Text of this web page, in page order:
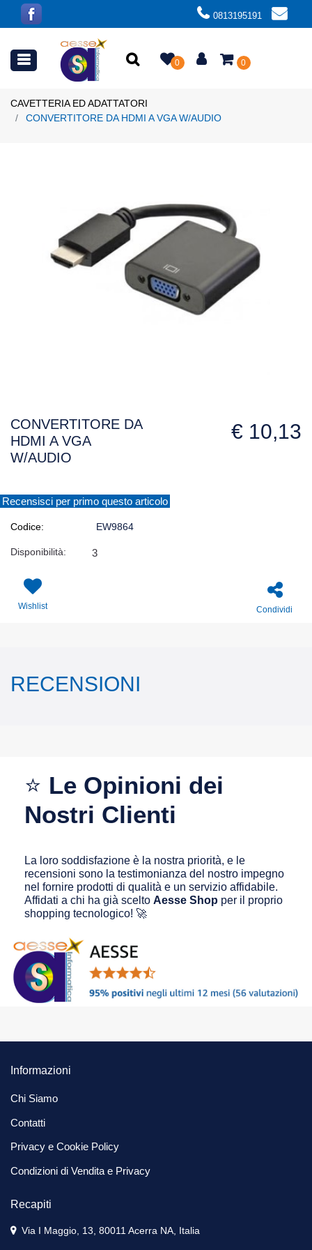
0813195191
Open menu 0 0
CAVETTERIA ED ADATTATORI
CONVERTITORE DA HDMI A VGA W/AUDIO
CONVERTITORE DA
HDMI A VGA
W/AUDIO
€ 10,13
Recensisci per primo questo articolo
Codice: EW9864
Disponibilità: 3
Wishlist Condividi
RECENSIONI
⭐ Le Opinioni dei
Nostri Clienti
La loro soddisfazione è la nostra priorità, e le
recensioni sono la testimonianza del nostro impegno
nel fornire prodotti di qualità e un servizio affidabile.
Affidati a chi ha già scelto Aesse Shop per il proprio
shopping tecnologico! 🚀
Informazioni
Chi Siamo
Contatti
Privacy e Cookie Policy
Condizioni di Vendita e Privacy
Recapiti
Via I Maggio, 13, 80011 Acerra NA, Italia